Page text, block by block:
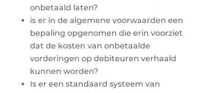
onbetaald laten?
is er in de algemene voorwaarden een
bepaling opgenomen die erin voorziet
dat de kosten van onbetaalde
vorderingen op debiteuren verhaald
kunnen worden?
Is er een standaard systeem van